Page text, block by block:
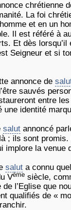
chrétienne
La foi
et en un
Il est référé à
Et dès
Seigneur et si
annonce de
sauvés
entre
une identité
salut annoncé
; ils sont promis.
implore la
salut a connu
Vème siècle,
l’Eglise que
qualifiés de «